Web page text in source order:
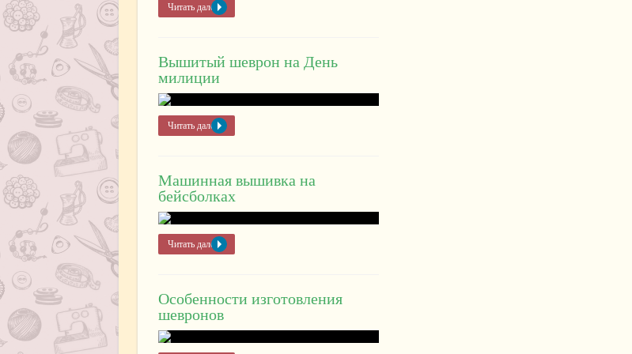
Читать далее »
Вышитый шеврон на День
милиции
Читать далее »
Машинная вышивка на
бейсболках
Читать далее »
Особенности изготовления
шевронов